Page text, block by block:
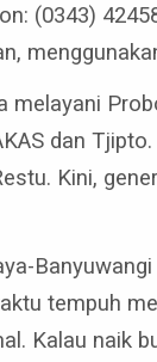
(0343)
melayani
dan Tjipto.
Kini,
tempuh
Kalau naik